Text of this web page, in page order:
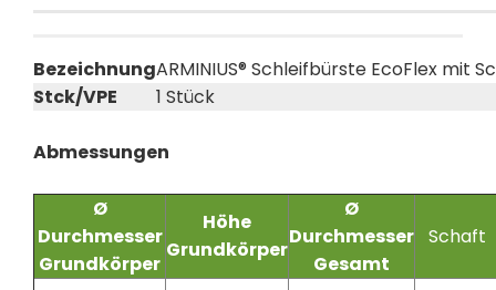
BezeichnungARMINIUS® Schleifbürste EcoFlex mit
Stck/VPE
1 Stück
Abmessungen
Ø
Durchmesser
Grundkörper
Höhe
Grundkörper
Ø
Durchmesser
Gesamt
Schaft